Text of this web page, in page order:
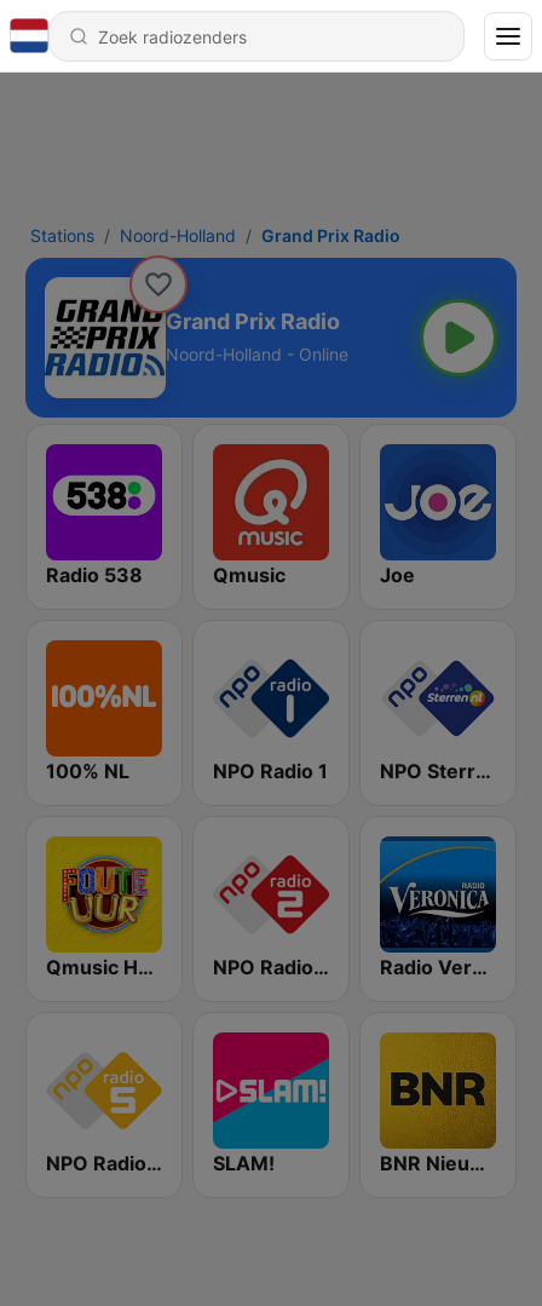
Stations Noord-Holland Grand Prix Radio
Grand Prix Radio
Noord-Holland - Online
Radio 538 Qmusic Joe
100% NL NPO Radio 1 NPO Sterren
Qmusic Het Foute Uur NPO Radio 2 Radio Veronica
NPO Radio 5 SLAM! BNR Nieuwsradio